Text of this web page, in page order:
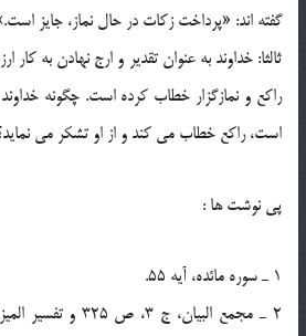
گفته اند: «پرداخت زکات در حال نماز، جایز
ثالثا: خداوند به عنوان تقدیر و ارج نهادن به کار
راکع و نمازگزار خطاب کرده است. چگونه
است، راکع خطاب می کند و از او تشکر می
پی نوشت ها :
1 ـ سوره مائده، آیه 55.